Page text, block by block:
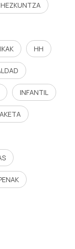
HH
INFANTIL